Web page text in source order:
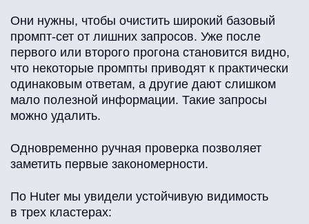
Они нужны, чтобы очистить широкий базовый
промпт-сет от лишних запросов. Уже после
первого или второго прогона становится видно,
что некоторые промпты приводят к практически
одинаковым ответам, а другие дают слишком
мало полезной информации. Такие запросы
можно удалить.
Одновременно ручная проверка позволяет
заметить первые закономерности.
По Huter мы увидели устойчивую видимость
в трех кластерах: